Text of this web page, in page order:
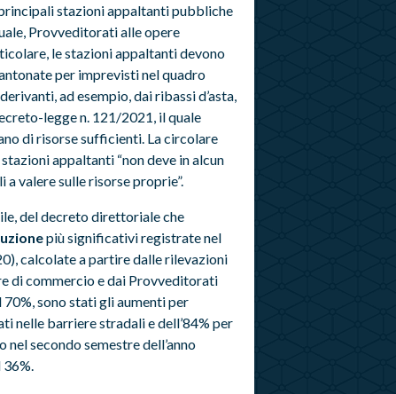
stazioni appaltanti pubbliche
Provveditorati alle opere
le stazioni appaltanti devono
per imprevisti nel quadro
ad esempio, dai ribassi d’asta,
legge n. 121/2021, il quale
di risorse sufficienti. La circolare
appaltanti “non deve in alcun
valere sulle risorse proprie”.
del decreto direttoriale che
più significativi registrate nel
calcolate a partire dalle rilevazioni
di commercio e dai Provveditorati
sono stati gli aumenti per
nelle barriere stradali e dell’84% per
secondo semestre dell’anno